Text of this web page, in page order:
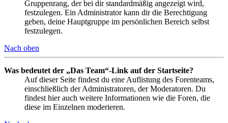
Gruppenrang, der bei dir standardmäßig angezeigt wird,
festzulegen. Ein Administrator kann dir die Berechtigung
geben, deine Hauptgruppe im persönlichen Bereich selbst
festzulegen.
Nach oben
Was bedeutet der „Das Team“-Link auf der Startseite?
Auf dieser Seite findest du eine Auflistung des Forenteams,
einschließlich der Administratoren, der Moderatoren. Du
findest hier auch weitere Informationen wie die Foren, die
diese im Einzelnen moderieren.